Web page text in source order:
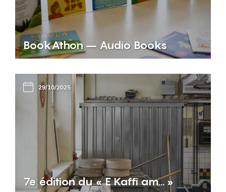
BookAthon – Audio Books
29/10/2025
7e édition du « E Kaffi am… »